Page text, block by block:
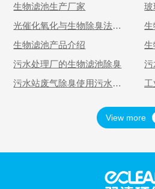
化氧化恶臭物质，改变物质结构，将
低分子无害物质。其除臭效率可达
1993年我国出台的恶臭物质排放标准
氨、硫化氢、甲硫醇、甲硫醚、苯、
备使用寿命超过十年。净化技术可
维护，只需插入电源即可正常使用，
染。适用范围：食品厂、肉类加工厂
臭气体的除臭净化处理。炼油厂、橡
化工厂、中西药厂、金属轧钢厂、
生物滤池生产厂家
玻
光催化氧化与生物除臭法处
生
生物滤池产品介绍
生
污水处理厂的生物滤池除臭
污
污水站废气除臭使用污水池
View more